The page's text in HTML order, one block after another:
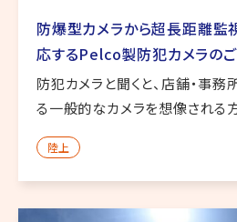
防爆型カメラから超長距離監
応するPelco製防犯カメラの
防犯カメラと聞くと、店舗・事
る一般的なカメラを想像される
ん。 しかし、実際の現場では、
応が難しい環境があります。 た
塵が発生する工場・ […]
陸上